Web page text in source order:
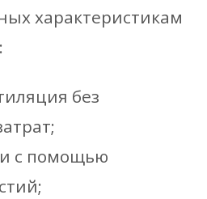
характеристикам
без
с помощью